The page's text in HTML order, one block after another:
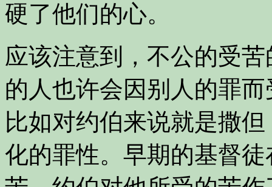
硬了他们的心。
应该注意到，不公的受
的人也许会因别人的罪
比如对约伯来说就是撒
化的罪性。早期的基督